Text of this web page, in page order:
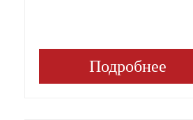
Подробнее